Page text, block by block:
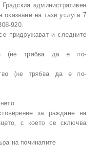
административен
оказване на тази услуга 7
920.
придружават и следните
(не трябва да е по-
(не трябва да е по-
за раждане на
с което се сключва
на починалите